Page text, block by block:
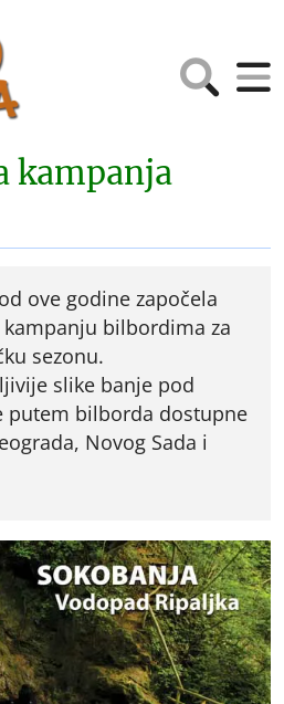
kampanja
ove godine započela
bilbordima za
sezonu.
slike banje pod
putem bilborda dostupne
Novog Sada i